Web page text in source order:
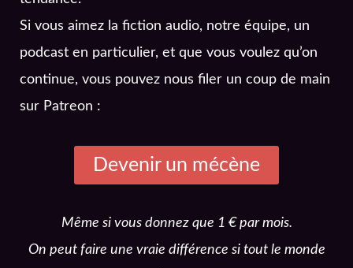
Si vous aimez la fiction audio, notre équipe, un
podcast en particulier, et que vous voulez qu’on
continue, vous pouvez nous filer un coup de main
sur Patreon :
Devenir un mécène
Même si vous donnez que 1 € par mois.
On peut faire une vraie différence si tout le monde